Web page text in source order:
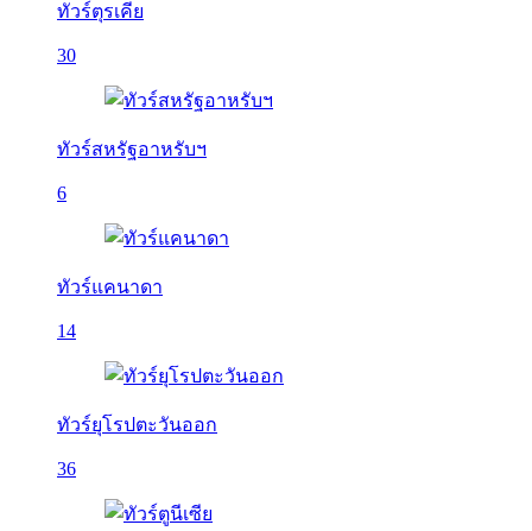
ทัวร์ตุรเคีย
30
ทัวร์สหรัฐอาหรับฯ
6
ทัวร์แคนาดา
14
ทัวร์ยุโรปตะวันออก
36